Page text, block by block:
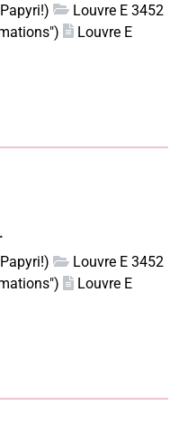
Louvre E 3452
Louvre E
Louvre E 3452
Louvre E